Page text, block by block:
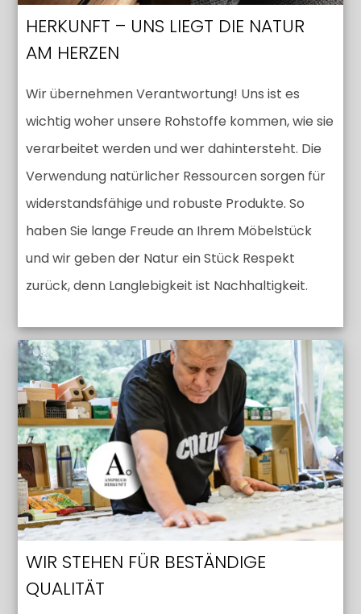
HERKUNFT – UNS LIEGT DIE NATUR
AM HERZEN
Wir übernehmen Verantwortung! Uns ist es
wichtig woher unsere Rohstoffe kommen, wie sie
verarbeitet werden und wer dahintersteht. Die
Verwendung natürlicher Ressourcen sorgen für
widerstandsfähige und robuste Produkte. So
haben Sie lange Freude an Ihrem Möbelstück
und wir geben der Natur ein Stück Respekt
zurück, denn Langlebigkeit ist Nachhaltigkeit.
WIR STEHEN FÜR BESTÄNDIGE
QUALITÄT